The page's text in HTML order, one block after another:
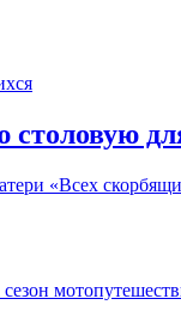
столовую
«Всех